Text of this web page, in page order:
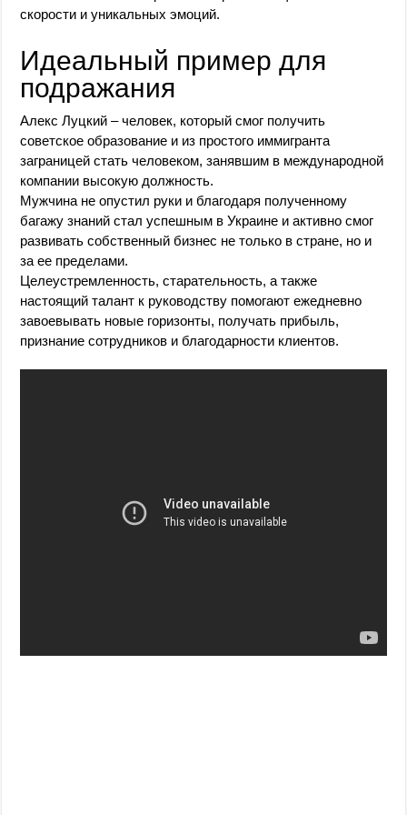
скорости и уникальных эмоций.
Идеальный пример для
подражания
Алекс Луцкий – человек, который смог получить
советское образование и из простого иммигранта
заграницей стать человеком, занявшим в международной
компании высокую должность.
Мужчина не опустил руки и благодаря полученному
багажу знаний стал успешным в Украине и активно смог
развивать собственный бизнес не только в стране, но и
за ее пределами.
Целеустремленность, старательность, а также
настоящий талант к руководству помогают ежедневно
завоевывать новые горизонты, получать прибыль,
признание сотрудников и благодарности клиентов.